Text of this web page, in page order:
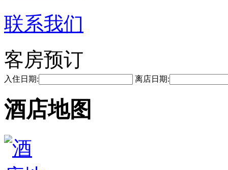
联系我们
客房预订
入住日期: 离店日期:
酒店地图